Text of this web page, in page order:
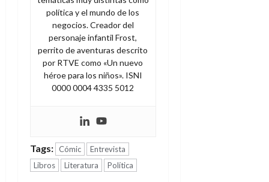
política y el mundo de los
negocios. Creador del
personaje infantil Frost,
perrito de aventuras descrito
por RTVE como «Un nuevo
héroe para los niños». ISNI
0000 0004 4335 5012
Tags: Cómic
Entrevista
Libros
Literatura Política